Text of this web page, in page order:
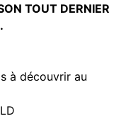
TOUT DERNIER
à découvrir au